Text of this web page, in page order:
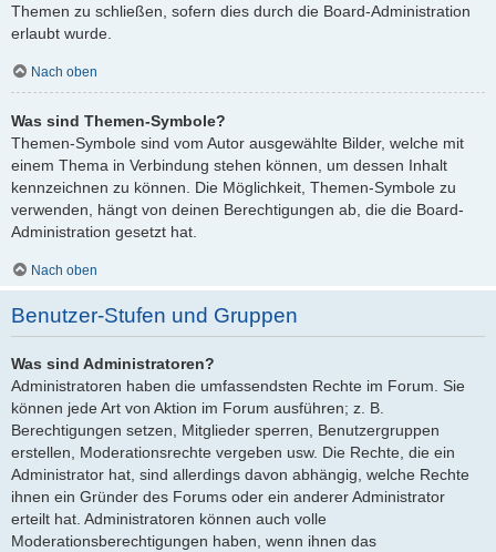
Themen zu schließen, sofern dies durch die Board-Administration
erlaubt wurde.
Nach oben
Was sind Themen-Symbole?
Themen-Symbole sind vom Autor ausgewählte Bilder, welche mit
einem Thema in Verbindung stehen können, um dessen Inhalt
kennzeichnen zu können. Die Möglichkeit, Themen-Symbole zu
verwenden, hängt von deinen Berechtigungen ab, die die Board-
Administration gesetzt hat.
Nach oben
Benutzer-Stufen und Gruppen
Was sind Administratoren?
Administratoren haben die umfassendsten Rechte im Forum. Sie
können jede Art von Aktion im Forum ausführen; z. B.
Berechtigungen setzen, Mitglieder sperren, Benutzergruppen
erstellen, Moderationsrechte vergeben usw. Die Rechte, die ein
Administrator hat, sind allerdings davon abhängig, welche Rechte
ihnen ein Gründer des Forums oder ein anderer Administrator
erteilt hat. Administratoren können auch volle
Moderationsberechtigungen haben, wenn ihnen das